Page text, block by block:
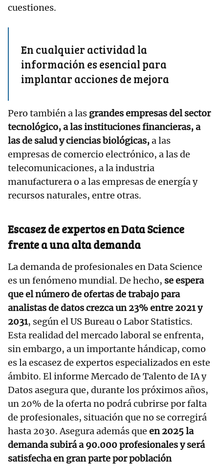
cuestiones.
En cualquier actividad la
información es esencial para
implantar acciones de mejora
Pero también a las grandes empresas del sector
tecnológico, a las instituciones financieras, a
las de salud y ciencias biológicas,a las
empresas de comercio electrónico, a las de
telecomunicaciones, a la industria
manufacturera o a las empresas de energía y
recursos naturales, entre otras.
Escasez de expertos en Data Science
frente a una alta demanda
La demanda de profesionales en Data Science
es un fenómeno mundial. De hecho, se espera
que el número de ofertas de trabajo para
analistas de datos crezca un 23% entre 2021 y
2031, según el US Bureau o Labor Statistics.
Esta realidad del mercado laboral se enfrenta,
sin embargo, a un importante hándicap, como
es la escasez de expertos especializados en este
ámbito. El informe Mercado de Talento de IA y
Datos asegura que, durante los próximos años,
un 20% de la oferta no podrá cubrirse por falta
de profesionales, situación que no se corregirá
hasta 2030. Asegura además que en 2025 la
demanda subirá a 90.000 profesionales y será
satisfecha en gran parte por población